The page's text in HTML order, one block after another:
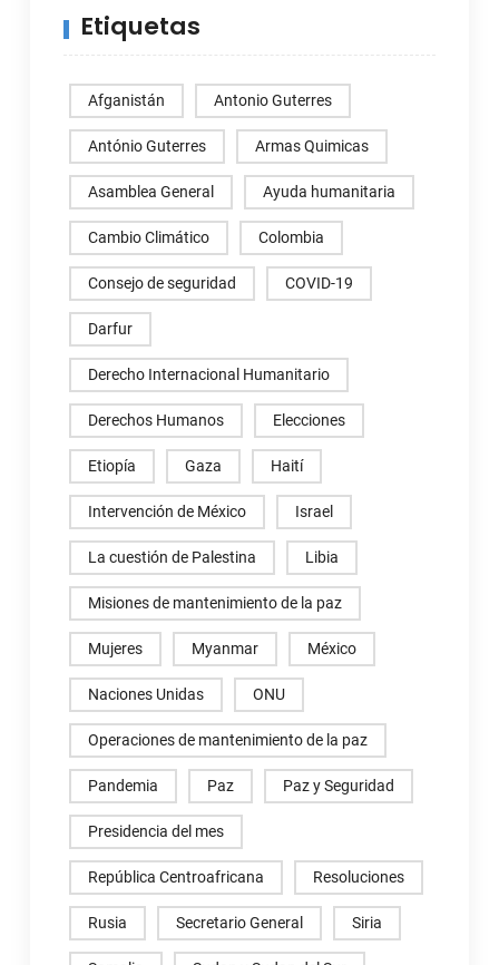
Etiquetas
Afganistán Antonio Guterres
António Guterres Armas Quimicas
Asamblea General Ayuda humanitaria
Cambio Climático Colombia
Consejo de seguridad COVID-19
Darfur
Derecho Internacional Humanitario
Derechos Humanos Elecciones
Etiopía Gaza Haití
Intervención de México Israel
La cuestión de Palestina Libia
Misiones de mantenimiento de la paz
Mujeres Myanmar México
Naciones Unidas ONU
Operaciones de mantenimiento de la paz
Pandemia Paz Paz y Seguridad
Presidencia del mes
República Centroafricana Resoluciones
Rusia Secretario General Siria